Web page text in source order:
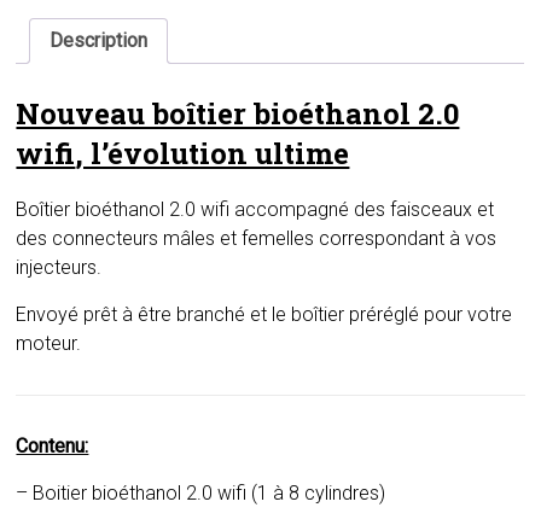
connecteurs
adaptés
pour
moteur
Description
Nouveau boîtier bioéthanol 2.0
wifi, l’évolution ultime
Boîtier bioéthanol 2.0 wifi accompagné des faisceaux et
des connecteurs mâles et femelles correspondant à vos
injecteurs.
Envoyé prêt à être branché et le boîtier préréglé pour votre
moteur.
Contenu:
– Boitier bioéthanol 2.0 wifi (1 à 8 cylindres)